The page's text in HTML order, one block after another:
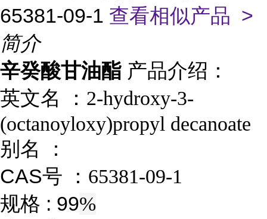
65381-09-1 查看相似产品 >
简介
辛癸酸甘油酯 产品介绍：
英文名 ： 2-hydroxy-3-
(octanoyloxy)propyl decanoate
别名 ：
CAS号 ： 65381-09-1
规格 : 99%